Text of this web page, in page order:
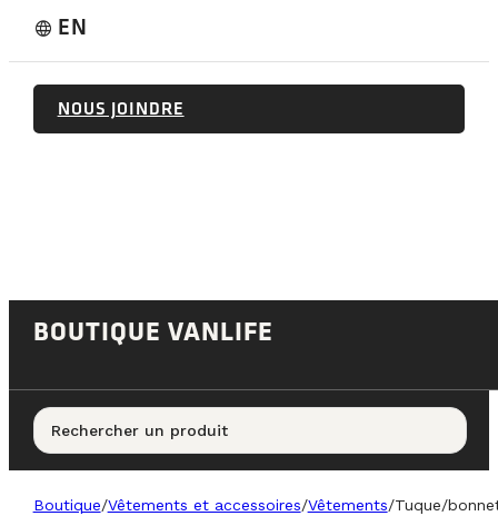
language EN
NOUS JOINDRE
BOUTIQUE VANLIFE
Rechercher un produit
Boutique/Vêtements et accessoires/Vêtements/Tuque/